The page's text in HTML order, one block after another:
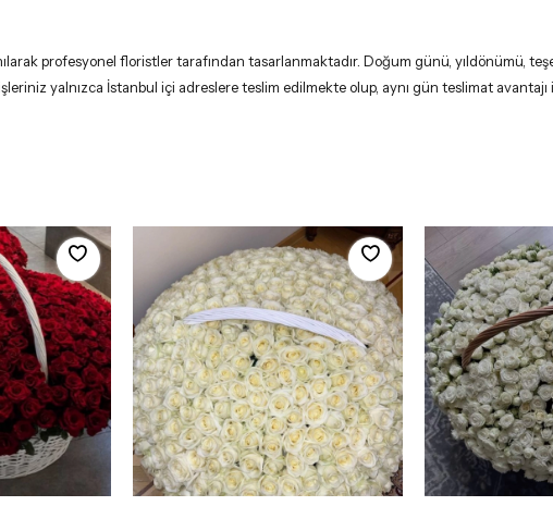
profesyonel floristler tarafından tasarlanmaktadır. Doğum günü, yıldönümü,
yalnızca İstanbul içi adreslere teslim edilmekte olup, aynı gün teslimat avantajı